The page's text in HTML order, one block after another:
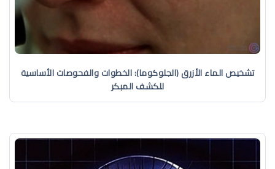
تشخيص الماء الأزرق (الجلوكوما): الخطوات والفحوصات الأساسية
للكشف المبكر